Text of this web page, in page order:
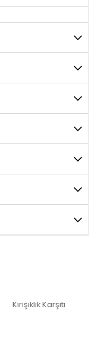
Kırışıklık Karşıtı